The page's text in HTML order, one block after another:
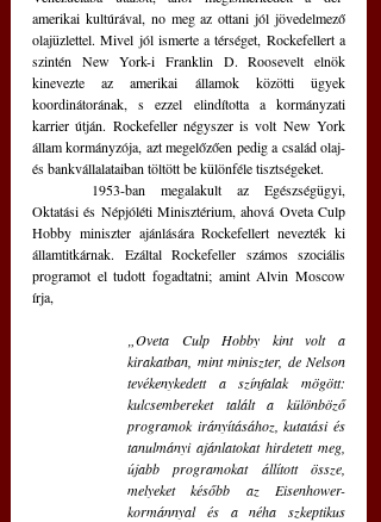
amerikai kultúrával, no meg az ottani jól jövedelmező
olajüzlettel. Mivel jól ismerte a térséget, Rockefellert a
szintén New York-i Franklin D. Roosevelt elnök
kinevezte az amerikai államok közötti ügyek
koordinátorának, s ezzel elindította a kormányzati
karrier útján. Rockefeller négyszer is volt New York
állam kormányzója, azt megelőzően pedig a család olaj-
és bankvállalataiban töltött be különféle tisztségeket.
Oktatási és Népjóléti Minisztérium, ahová Oveta Culp
Hobby miniszter ajánlására Rockefellert nevezték ki
államtitkárnak. Ezáltal Rockefeller számos szociális
programot el tudott fogadtatni; amint Alvin Moscow
írja,
„Oveta Culp Hobby kint volt a
kirakatban, mint miniszter, de Nelson
tevékenykedett a színfalak mögött:
kulcsembereket talált a különböző
programok irányításához, kutatási és
tanulmányi ajánlatokat hirdetett meg,
újabb programokat állított össze,
melyeket később az Eisenhower-
kormánnyal és a néha szkeptikus